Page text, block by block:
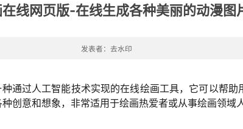
线网页版-在线生成各种美丽的动漫图
发表者：去水印
通过人工智能技术实现的在线绘画工具，它可以帮
创意和想象，非常适用于绘画热爱者或从事绘画领域